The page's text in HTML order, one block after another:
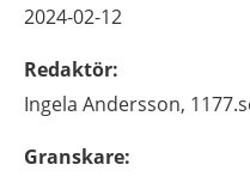
2024-02-12
Redaktör:
Ingela Andersson,
Granskare: